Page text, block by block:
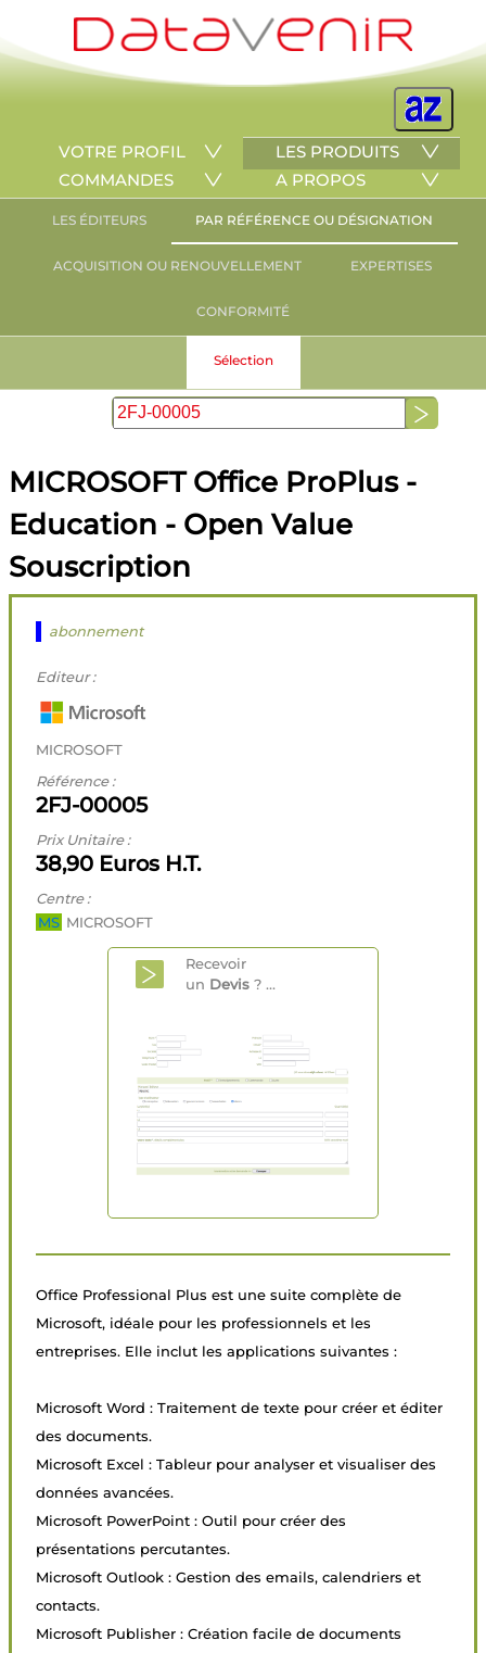
VOTRE PROFIL
LES PRODUITS
COMMANDES
A PROPOS
LES ÉDITEURS PAR RÉFÉRENCE OU DÉSIGNATION
ACQUISITION OU RENOUVELLEMENT EXPERTISES
CONFORMITÉ
Sélection
MICROSOFT Office ProPlus -
Education - Open Value
Souscription
abonnement
Editeur :
MICROSOFT
Référence :
2FJ-00005
Prix Unitaire :
38,90 Euros H.T.
Centre :
MS MICROSOFT
Recevoir
un Devis ? ...
Office Professional Plus est une suite complète de
Microsoft, idéale pour les professionnels et les
entreprises. Elle inclut les applications suivantes :
Microsoft Word : Traitement de texte pour créer et éditer
des documents.
Microsoft Excel : Tableur pour analyser et visualiser des
données avancées.
Microsoft PowerPoint : Outil pour créer des
présentations percutantes.
Microsoft Outlook : Gestion des emails, calendriers et
contacts.
Microsoft Publisher : Création facile de documents